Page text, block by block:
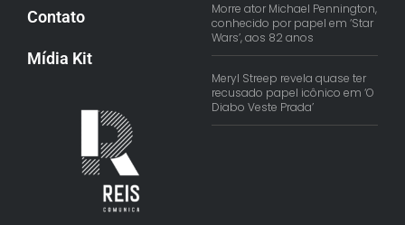
Contato
Mídia Kit
Morre ator Michael Pennington,
conhecido por papel em ‘Star
Wars’, aos 82 anos
Meryl Streep revela quase ter
recusado papel icônico em ‘O
Diabo Veste Prada’